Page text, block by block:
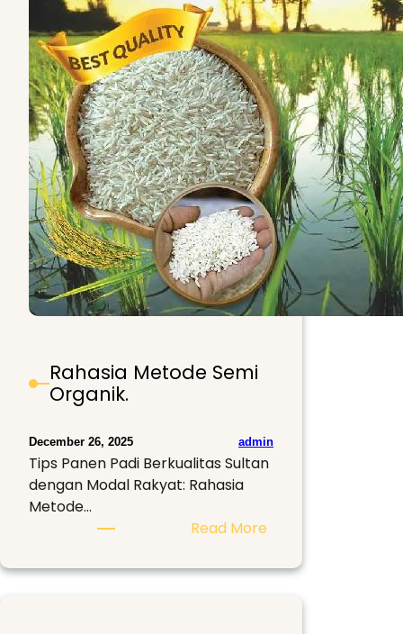
Rahasia Metode Semi
Organik.
December 26, 2025 admin
Tips Panen Padi Berkualitas Sultan
dengan Modal Rakyat: Rahasia
Metode…
Read More:
Metode